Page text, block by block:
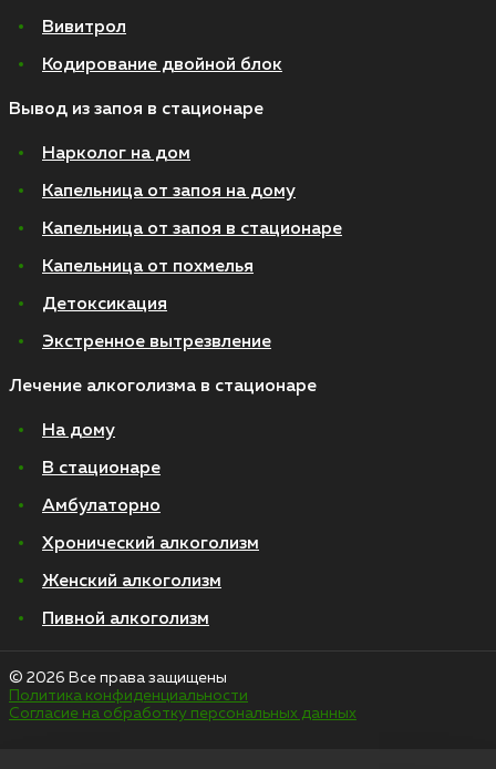
Вивитрол
Кодирование двойной блок
Вывод из запоя в стационаре
Нарколог на дом
Капельница от запоя на дому
Капельница от запоя в стационаре
Капельница от похмелья
Детоксикация
Экстренное вытрезвление
Лечение алкоголизма в стационаре
На дому
В стационаре
Амбулаторно
Хронический алкоголизм
Женский алкоголизм
Пивной алкоголизм
© 2026 Все права защищены
Политика конфиденциальности
Согласие на обработку персональных данных